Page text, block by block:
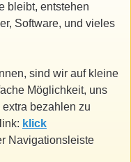
bleibt, entstehen
Software, und vieles
sind wir auf kleine
Möglichkeit, uns
bezahlen zu
klick
Navigationsleiste